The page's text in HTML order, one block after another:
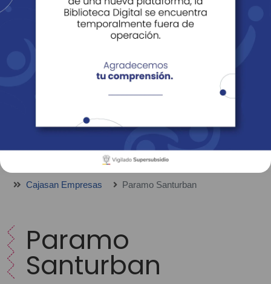
Revista Fácil Vivir
Sedes Directorio Servicios En Línea
Cajasan Empresas Paramo Santurban
Paramo
Santurban